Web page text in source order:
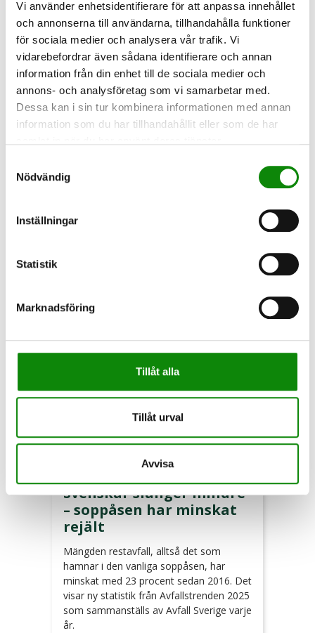
Vi använder enhetsidentifierare för att anpassa innehållet
och annonserna till användarna, tillhandahålla funktioner
för sociala medier och analysera vår trafik. Vi
vidarebefordrar även sådana identifierare och annan
information från din enhet till de sociala medier och
annons- och analysföretag som vi samarbetar med.
Dessa kan i sin tur kombinera informationen med annan
information som du har tillhandahållit eller som de har
Nödvändig
Inställningar
Statistik
Marknadsföring
Tillåt alla
Tillåt urval
Avvisa
2026-05-29
Din felsortering kostar,
Felsortering i hushållsavfallet leder inte
driftstörningar och säkerhetsrisker i
Svenskar slänger mindre
– soppåsen har minskat
rejält
Mängden restavfall, alltså det som
hamnar i den vanliga soppåsen, har
minskat med 23 procent sedan 2016. Det
visar ny statistik från Avfallstrenden 2025
som sammanställs av Avfall Sverige varje
år.